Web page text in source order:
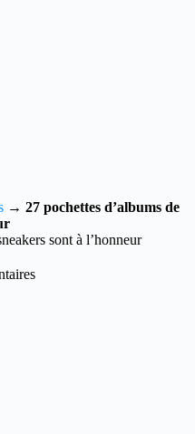
→ 27 pochettes d’albums de
sont à l’honneur